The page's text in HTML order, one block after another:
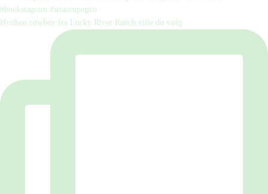
Hvilken cowboy fra Lucky River Ranch ville du vælg